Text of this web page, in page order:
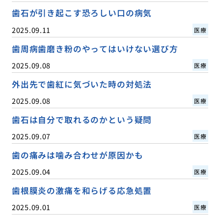
歯石が引き起こす恐ろしい口の病気
2025.09.11 医療
歯周病歯磨き粉のやってはいけない選び方
2025.09.08 医療
外出先で歯紅に気づいた時の対処法
2025.09.08 医療
歯石は自分で取れるのかという疑問
2025.09.07 医療
歯の痛みは噛み合わせが原因かも
2025.09.04 医療
歯根膜炎の激痛を和らげる応急処置
2025.09.01 医療